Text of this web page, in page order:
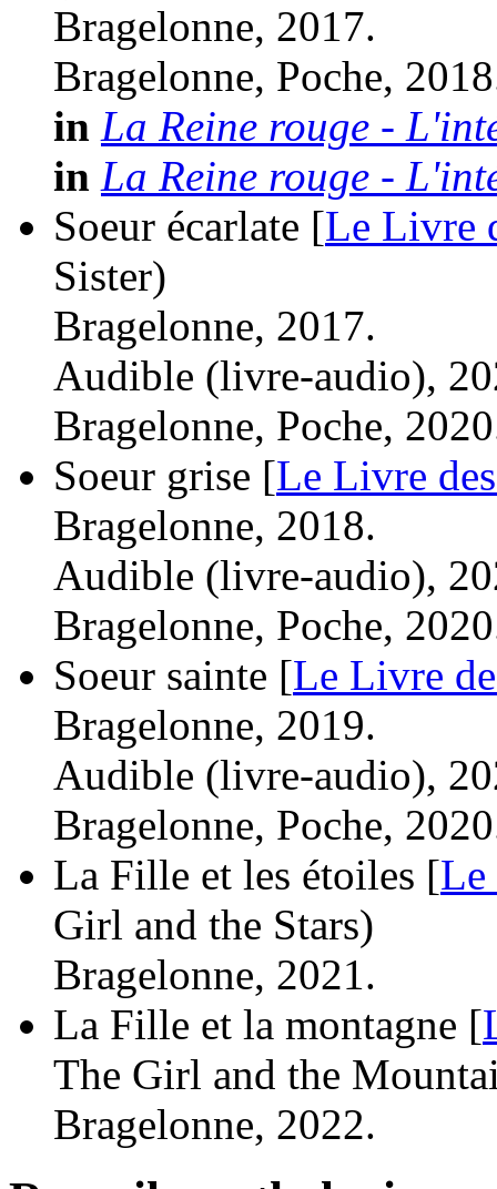
Bragelonne, 2017.
Bragelonne, Poche,
in La Reine rouge -
in La Reine rouge -
Soeur écarlate [Le Livre
Sister)
Bragelonne, 2017.
Audible (livre-audio),
Bragelonne, Poche,
Soeur grise [Le Livre
Bragelonne, 2018.
Audible (livre-audio),
Bragelonne, Poche,
Soeur sainte [Le Livre
Bragelonne, 2019.
Audible (livre-audio),
Bragelonne, Poche,
La Fille et les étoiles [Le
Girl and the Stars)
Bragelonne, 2021.
La Fille et la montagne [
The Girl and the
Bragelonne, 2022.